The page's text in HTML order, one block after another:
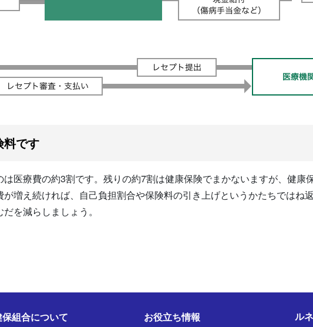
料です
医療費の約3割です。残りの約7割は健康保険でまかないますが、健康
増え続ければ、自己負担割合や保険料の引き上げというかたちではね
を減らしましょう。
組合について お役立ち情報 ル